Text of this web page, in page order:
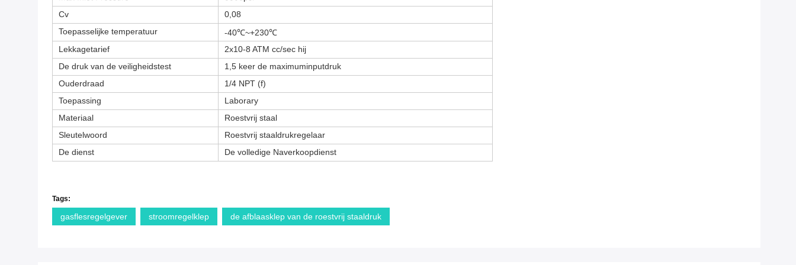
Cv
0,08
Toepasselijke temperatuur
-40℃~+230℃
Lekkagetarief
2x10-8 ATM cc/sec hij
De druk van de veiligheidstest
1,5 keer de maximuminputdruk
Ouderdraad
1/4 NPT (f)
Toepassing
Laborary
Materiaal
Roestvrij staal
Sleutelwoord
Roestvrij staaldrukregelaar
De dienst
De volledige Naverkoopdienst
Tags:
gasflesregelgever stroomregelklep de afblaasklep van de roestvrij staaldruk